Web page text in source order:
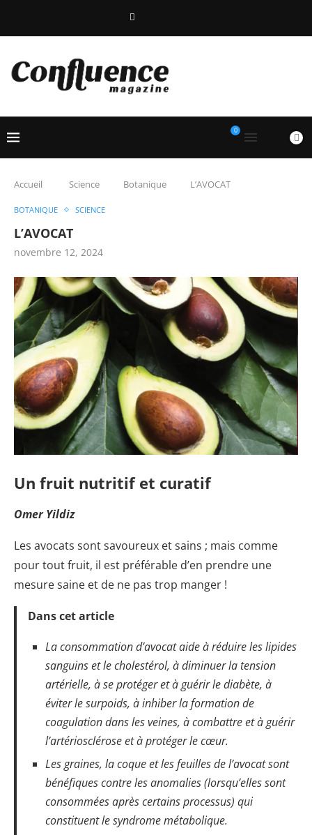
0
Accueil Science Botanique L’AVOCAT
BOTANIQUE SCIENCE
L’AVOCAT
novembre 12, 2024
Un fruit nutritif et curatif
Omer Yildiz
Les avocats sont savoureux et sains ; mais comme
pour tout fruit, il est préférable d’en prendre une
mesure saine et de ne pas trop manger !
Dans cet article
La consommation d’avocat aide à réduire les lipides
sanguins et le cholestérol, à diminuer la tension
artérielle, à se protéger et à guérir le diabète, à
éviter le surpoids, à inhiber la formation de
coagulation dans les veines, à combattre et à guérir
l’artériosclérose et à protéger le cœur.
Les graines, la coque et les feuilles de l’avocat sont
bénéfiques contre les anomalies (lorsqu’elles sont
consommées après certains processus) qui
constituent le syndrome métabolique.